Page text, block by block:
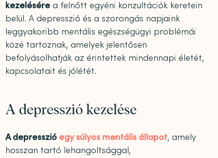
kezelésére a felnőtt egyéni konzultációk keretein
belül. A depresszió és a szorongás napjaink
leggyakoribb mentális egészségügyi problémái
közé tartoznak, amelyek jelentősen
befolyásolhatják az érintettek mindennapi életét,
kapcsolatait és jólétét.
A depresszió kezelése
A depresszió egy súlyos mentális állapot, amely
hosszan tartó lehangoltsággal,